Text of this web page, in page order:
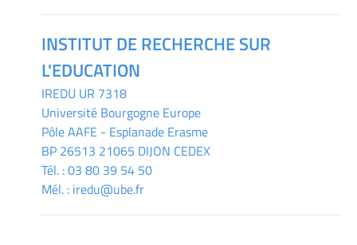
INSTITUT DE RECHERCHE SUR
L'EDUCATION
IREDU UR 7318
Université Bourgogne Europe
Pôle AAFE - Esplanade Erasme
BP 26513 21065 DIJON CEDEX
Tél. :03 80 39 54 50
Mél. : iredu@ube.fr